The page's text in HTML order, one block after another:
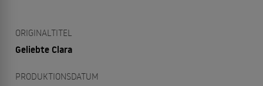
ORIGINALTITEL
Geliebte Clara
PRODUKTIONSDATUM